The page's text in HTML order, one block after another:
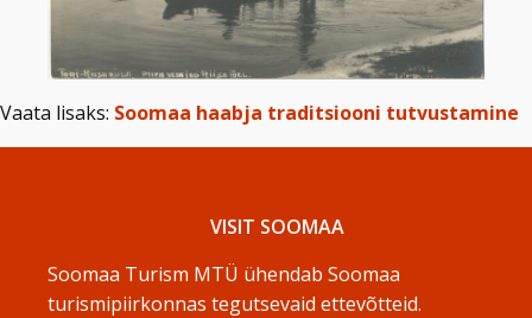
Vaata lisaks: Soomaa haabja traditsiooni tutvustamine
VISIT SOOMAA
Soomaa Turism MTÜ ühendab Soomaa
turismipiirkonnas tegutsevaid ettevõtteid.